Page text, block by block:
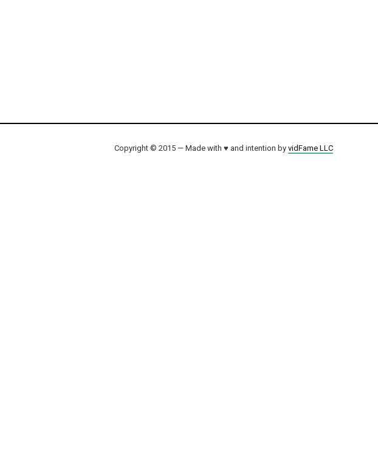
Copyright © 2015 — Made with ♥ and intention by vidFame LLC